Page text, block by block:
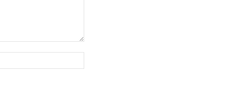
Internetowa: